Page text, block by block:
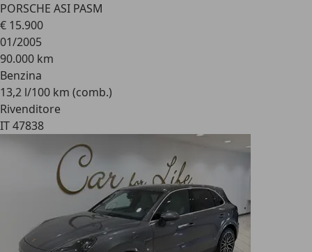
PORSCHE ASI PASM
€ 15.900
01/2005
90.000 km
Benzina
13,2 l/100 km (comb.)
Rivenditore
IT 47838